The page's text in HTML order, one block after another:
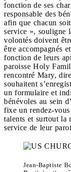
fonction de ses
responsable des
afin que chacun
service », souligne
volontés doivent
être accompagnés
fonction de leurs
paroisse Holy
rencontré Mary,
souhaitent
un formulaire et
bénévoles au sein
fixe un rendez-
talents et surtout la
service de leur
Jean-Baptiste